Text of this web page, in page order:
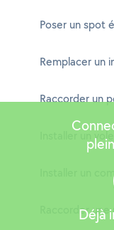
Poser un spot
Remplacer un
Raccorder un
Installer un
Installer un
Raccorder
Déjà